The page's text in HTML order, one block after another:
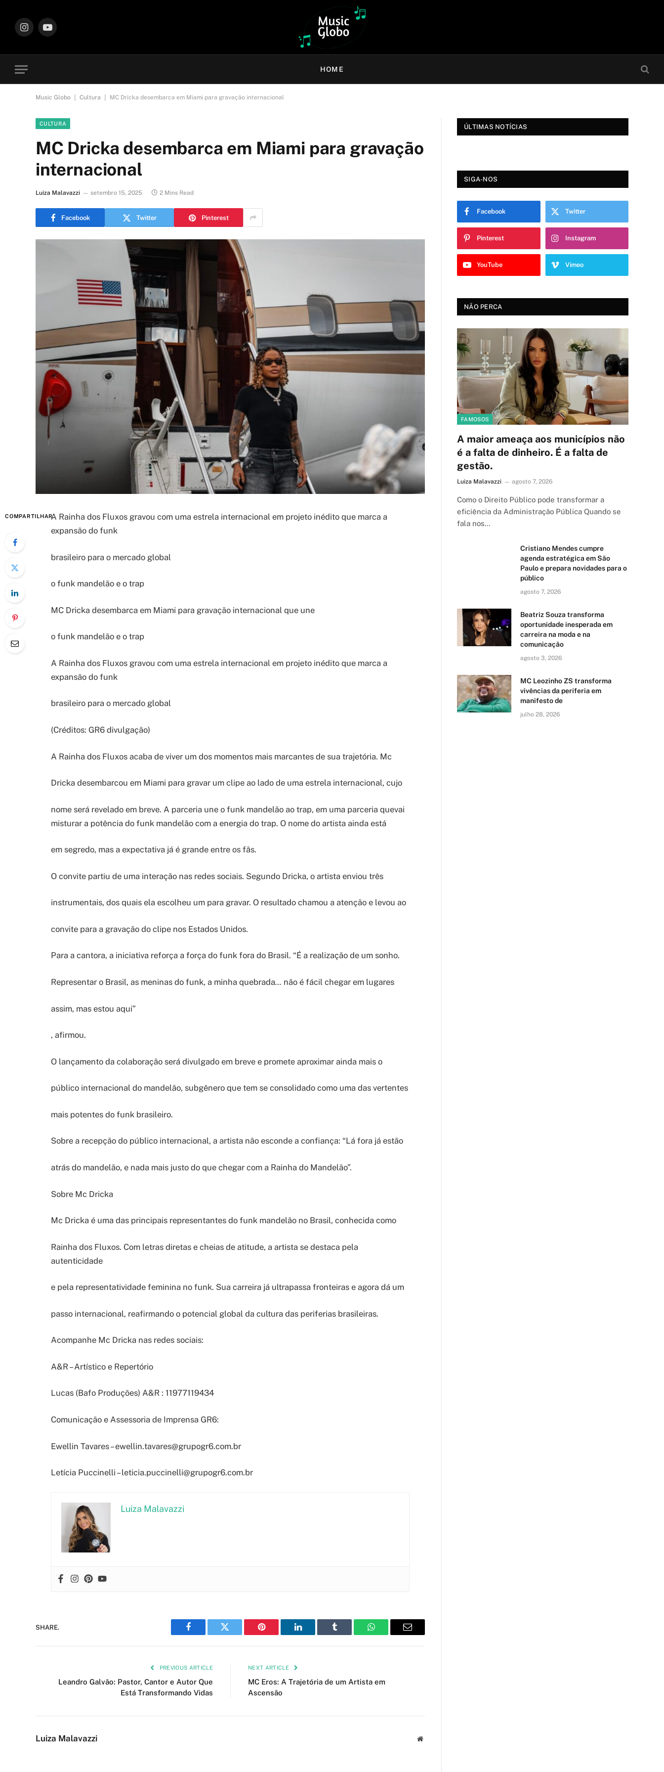
InstagramYouTube
HOME
Music Globo Cultura MC Dricka desembarca em Miami para gravação internacional
CULTURA
MC Dricka desembarca em Miami para gravação
internacional
Luiza Malavazzi setembro 15, 2025 2 Mins Read
Facebook Twitter Pinterest
COMPARTILHARA Rainha dos Fluxos gravou com uma estrela internacional em projeto inédito que marca a
expansão do funk
brasileiro para o mercado global
o funk mandelão e o trap
MC Dricka desembarca em Miami para gravação internacional que une
o funk mandelão e o trap
A Rainha dos Fluxos gravou com uma estrela internacional em projeto inédito que marca a
expansão do funk
brasileiro para o mercado global
(Créditos: GR6 divulgação)
A Rainha dos Fluxos acaba de viver um dos momentos mais marcantes de sua trajetória. Mc
Dricka desembarcou em Miami para gravar um clipe ao lado de uma estrela internacional, cujo
nome será revelado em breve. A parceria une o funk mandelão ao trap, em uma parceria quevai
misturar a potência do funk mandelão com a energia do trap. O nome do artista ainda está
em segredo, mas a expectativa já é grande entre os fãs.
O convite partiu de uma interação nas redes sociais. Segundo Dricka, o artista enviou três
instrumentais, dos quais ela escolheu um para gravar. O resultado chamou a atenção e levou ao
convite para a gravação do clipe nos Estados Unidos.
Para a cantora, a iniciativa reforça a força do funk fora do Brasil. “É a realização de um sonho.
Representar o Brasil, as meninas do funk, a minha quebrada… não é fácil chegar em lugares
assim, mas estou aqui”
, afirmou.
O lançamento da colaboração será divulgado em breve e promete aproximar ainda mais o
público internacional do mandelão, subgênero que tem se consolidado como uma das vertentes
mais potentes do funk brasileiro.
Sobre a recepção do público internacional, a artista não esconde a confiança: “Lá fora já estão
atrás do mandelão, e nada mais justo do que chegar com a Rainha do Mandelão”.
Sobre Mc Dricka
Mc Dricka é uma das principais representantes do funk mandelão no Brasil, conhecida como
Rainha dos Fluxos. Com letras diretas e cheias de atitude, a artista se destaca pela
autenticidade
e pela representatividade feminina no funk. Sua carreira já ultrapassa fronteiras e agora dá um
passo internacional, reafirmando o potencial global da cultura das periferias brasileiras.
Acompanhe Mc Dricka nas redes sociais:
A&R – Artístico e Repertório
Lucas (Bafo Produções) A&R : 11977119434
Comunicação e Assessoria de Imprensa GR6:
Ewellin Tavares –ewellin.tavares@grupogr6.com.br
Letícia Puccinelli –leticia.puccinelli@grupogr6.com.br
Luiza Malavazzi
SHARE.
Facebook Twitter Pinterest LinkedIn Tumblr WhatsAppEmail
PREVIOUS ARTICLE
Leandro Galvão: Pastor, Cantor e Autor Que
Está Transformando Vidas
NEXT ARTICLE
MC Eros: A Trajetória de um Artista em
Ascensão
Luiza Malavazzi Website
ÚLTIMAS NOTÍCIAS
SIGA-NOS
Facebook Twitter
Pinterest Instagram
YouTube Vimeo
NÃO PERCA
FAMOSOS
A maior ameaça aos municípios não
é a falta de dinheiro. É a falta de
gestão.
Luiza Malavazzi agosto 7, 2026
Como o Direito Público pode transformar a
eficiência da Administração Pública Quando se
fala nos…
Cristiano Mendes cumpre
agenda estratégica em São
Paulo e prepara novidades para o
público
agosto 7, 2026
Beatriz Souza transforma
oportunidade inesperada em
carreira na moda e na
comunicação
agosto 3, 2026
MC Leozinho ZS transforma
vivências da periferia em
manifesto de
julho 28, 2026